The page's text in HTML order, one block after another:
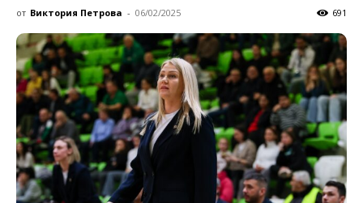
от Виктория Петрова - 06/02/2025 691